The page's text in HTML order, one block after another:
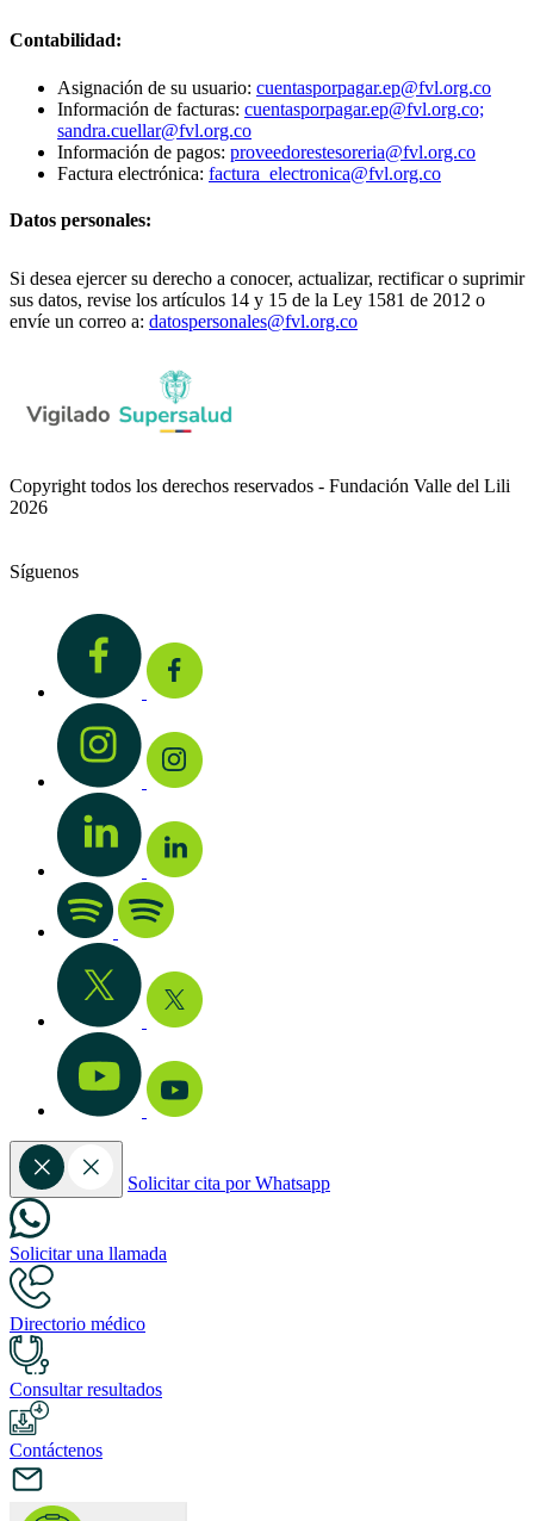
Contabilidad:
Asignación de su usuario: cuentasporpagar.ep@fvl.org.co
Información de facturas: cuentasporpagar.ep@fvl.org.co;
sandra.cuellar@fvl.org.co
Información de pagos: proveedorestesoreria@fvl.org.co
Factura electrónica: factura_electronica@fvl.org.co
Datos personales:
Si desea ejercer su derecho a conocer, actualizar, rectificar o suprimir
sus datos, revise los artículos 14 y 15 de la Ley 1581 de 2012 o
envíe un correo a: datospersonales@fvl.org.co
Copyright todos los derechos reservados - Fundación Valle del Lili
2026
Síguenos
Solicitar cita por Whatsapp
Solicitar una llamada
Directorio médico
Consultar resultados
Contáctenos